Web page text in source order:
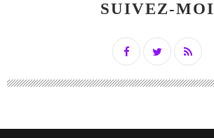
SUIVEZ-MOI